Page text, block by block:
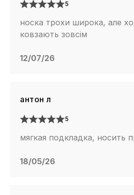
5
носка трохи широка, але
ковзають зовсім
12/07/26
антон л
5
мягкая подкладка, носить
18/05/26